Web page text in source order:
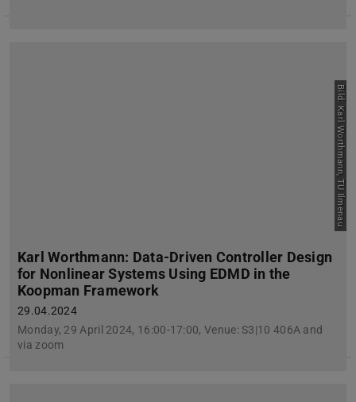
Bild: Karl Worthmann, TU Ilmenau
Karl Worthmann: Data-Driven Controller Design
for Nonlinear Systems Using EDMD in the
Koopman Framework
29.04.2024
Monday, 29 April 2024, 16:00-17:00, Venue: S3|10 406A and
via zoom